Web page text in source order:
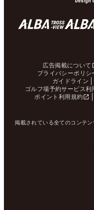
広告掲載について
プライバシーポリシ
ガイドライン
ゴルフ場予約サービス利
ポイント利用規約
掲載されている全てのコンテ